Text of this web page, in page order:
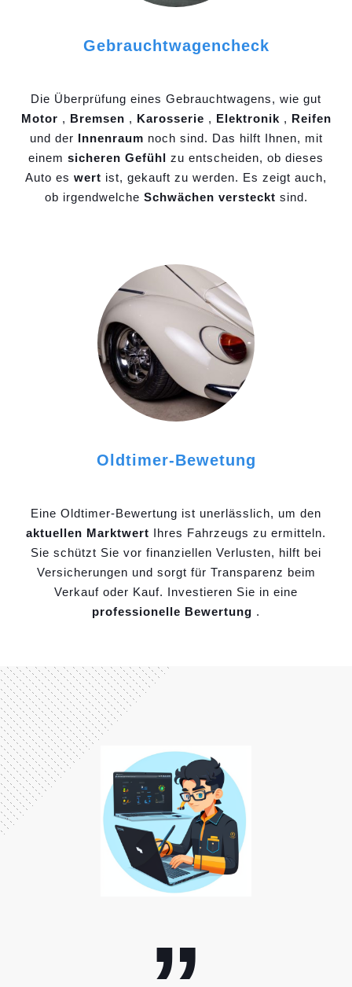
Gebrauchtwagencheck
Die Überprüfung eines Gebrauchtwagens, wie gut
Motor , Bremsen , Karosserie , Elektronik , Reifen
und der Innenraum noch sind. Das hilft Ihnen, mit
einem sicheren Gefühl zu entscheiden, ob dieses
Auto es wert ist, gekauft zu werden. Es zeigt auch,
ob irgendwelche Schwächen versteckt sind.
Oldtimer-Bewetung
Eine Oldtimer-Bewertung ist unerlässlich, um den
aktuellen Marktwert Ihres Fahrzeugs zu ermitteln.
Sie schützt Sie vor finanziellen Verlusten, hilft bei
Versicherungen und sorgt für Transparenz beim
Verkauf oder Kauf. Investieren Sie in eine
professionelle Bewertung .
„